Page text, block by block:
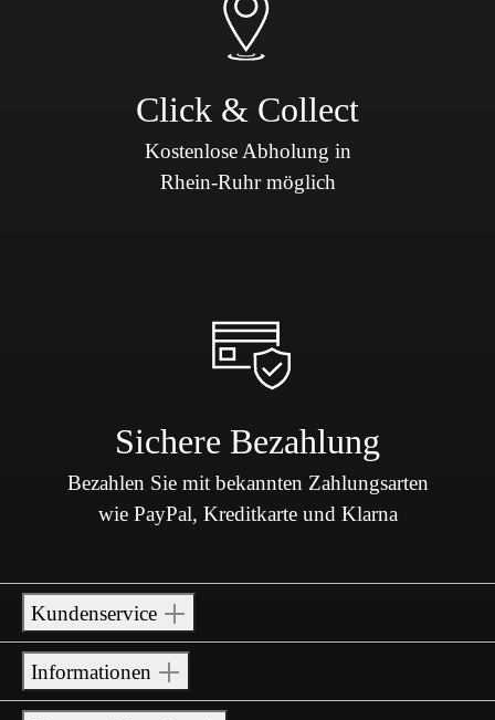
Click & Collect
Kostenlose Abholung in
Rhein-Ruhr möglich
Sichere Bezahlung
Bezahlen Sie mit bekannten Zahlungsarten
wie PayPal, Kreditkarte und Klarna
Kundenservice
Informationen